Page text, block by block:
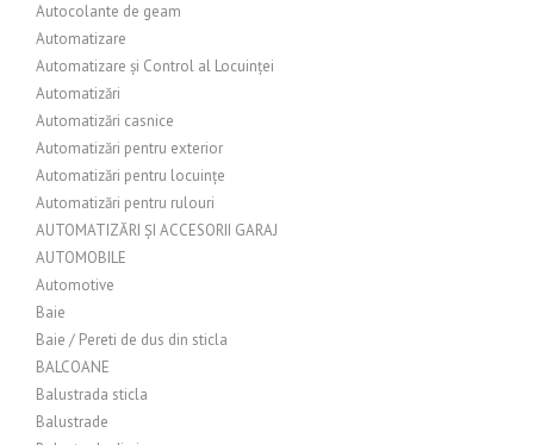
Autocolante de geam
Automatizare
Automatizare și Control al Locuinței
Automatizări
Automatizări casnice
Automatizări pentru exterior
Automatizări pentru locuințe
Automatizări pentru rulouri
AUTOMATIZĂRI ȘI ACCESORII GARAJ
AUTOMOBILE
Automotive
Baie
Baie / Pereti de dus din sticla
BALCOANE
Balustrada sticla
Balustrade